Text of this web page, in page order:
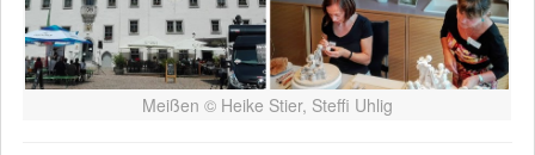
Meißen © Heike Stier, Steffi Uhlig